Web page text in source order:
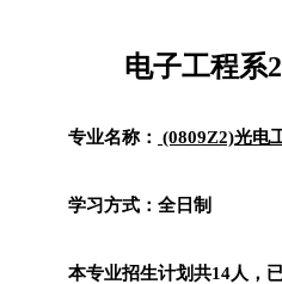
电子工程系
专业名称： (0809Z2)光电
学习方式：全日制
本专业招生计划共14人，